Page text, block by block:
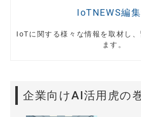
IoTNEWS編
IoTに関する様々な情報を取材し
ます。
企業向けAI活用虎の